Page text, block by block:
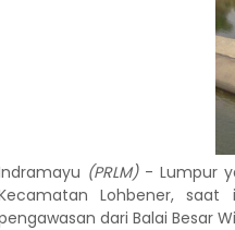
(PRLM)- Lumpur
Lohbener,
dari Balai Besar